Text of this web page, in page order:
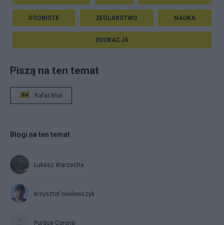
OSOBISTE ŻEGLARSTWO NAUKA
EDUKACJA
Piszą na ten temat
Rafał Woś
Blogi na ten temat
Łukasz Warzecha
krzysztof mielewczyk
Purdue Corona